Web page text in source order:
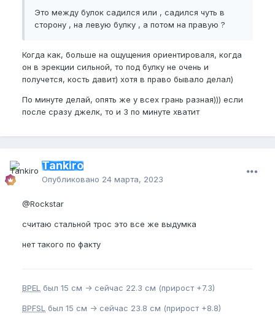
Это между булок садился или , садился чуть в
сторону , на левую булку , а потом на правую ?
Когда как, больше на ощущения ориентироваля, когда
он в эрекции сильной, то под булку не очень и
получется, кость давит) хотя в право бывало делал)
По минуте делай, опять же у всех грань разная))) если
после сразу джелк, то и 3 по минуте хватит
Tankiro
Опубликовано 24 марта, 2023
@Rockstar
считаю стальной трос это все же выдумка
нет такого по факту
BPEL был 15 см -> сейчас 22.3 см (прирост +7.3)
BPFSL был 15 см -> сейчас 23.8 см (прирост +8.8)